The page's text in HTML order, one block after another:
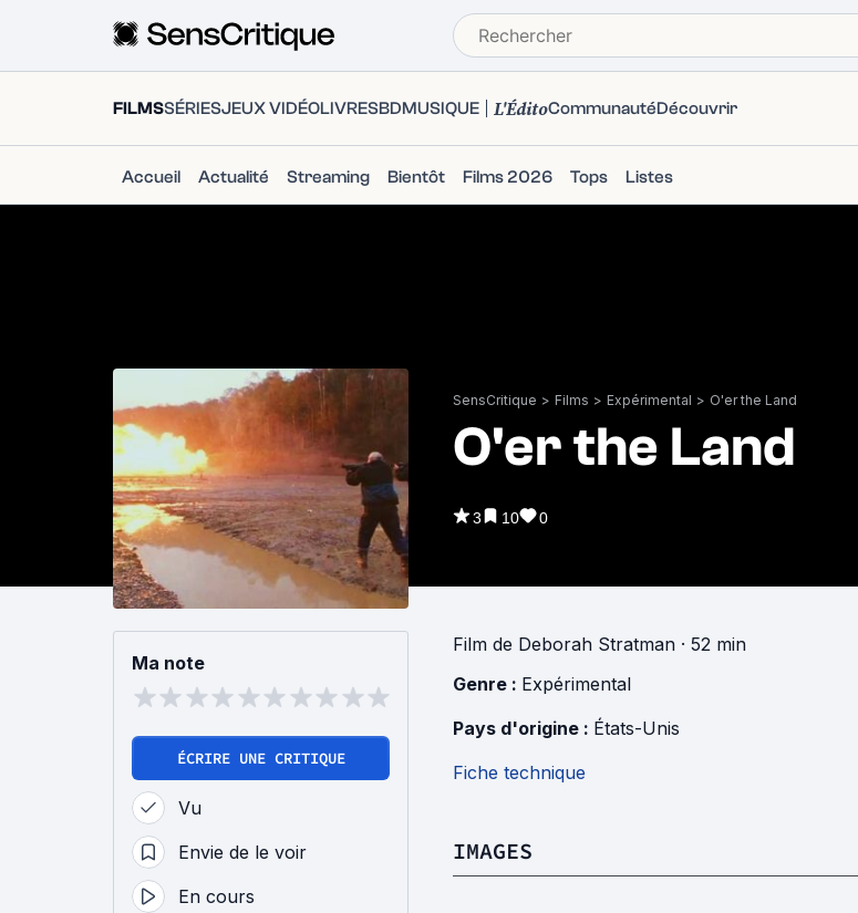
FILMSSÉRIESJEUX VIDÉOLIVRESBDMUSIQUE L'ÉditoCommunautéDécouvrir
Accueil Actualité Streaming Bientôt Films 2026 Tops Listes
SensCritique > Films > Expérimental > O'er the Land
O'er the Land
3 10 0
Ma note
ÉCRIRE UNE CRITIQUE
Vu
Envie de le voir
En cours
Film de Deborah Stratman · 52 min
Genre : Expérimental
Pays d'origine : États-Unis
Fiche technique
IMAGES